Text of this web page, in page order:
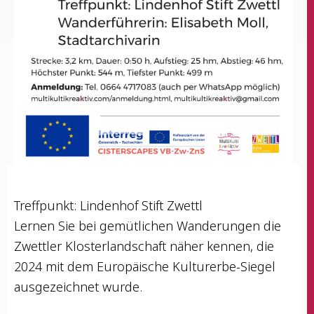
Treff­punkt: Lin­den­hof Stift Zwettl
Ler­nen Sie bei gemüt­li­chen Wan­de­run­gen die
Zwett­ler Klos­ter­land­schaft näher ken­nen, die
2024 mit dem Euro­päi­sche Kul­tur­er­be-Sie­gel
aus­ge­zeich­net wurde.